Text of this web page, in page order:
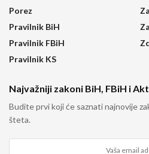
Porez
Pravilnik BiH
Pravilnik FBiH
Pravilnik KS
Najvažniji zakoni BiH, FBiH i
Budite prvi koji će saznati najnovije
šteta.